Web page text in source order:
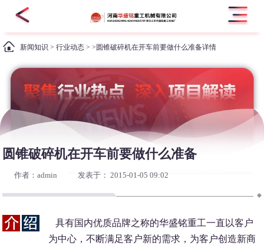
新闻知识 >行业动态 > >圆锥破碎机在开车前要做什么准备详情
圆锥破碎机在开车前要做什么准备
作者：admin 发表于： 2015-01-05 09:02
具有国内优质品牌之称的华盛铭重工一直以客户
为中心，不断满足客户新的需求，为客户创造新商